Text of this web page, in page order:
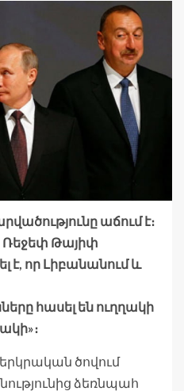
աճում է։
Թայիփ
է, որ Լիբանանում և
հասել են ուղղակի
ծովում
ձեռնպահ